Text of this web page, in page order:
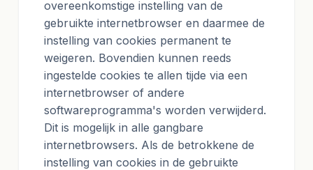
overeenkomstige instelling van de
gebruikte internetbrowser en daarmee de
instelling van cookies permanent te
weigeren. Bovendien kunnen reeds
ingestelde cookies te allen tijde via een
internetbrowser of andere
softwareprogramma's worden verwijderd.
Dit is mogelijk in alle gangbare
internetbrowsers. Als de betrokkene de
instelling van cookies in de gebruikte